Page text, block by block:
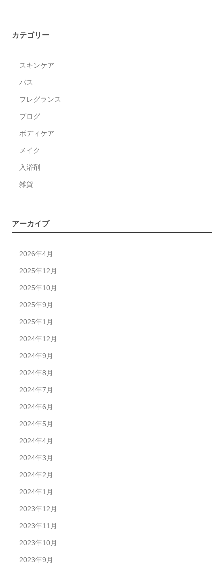
カテゴリー
スキンケア
バス
フレグランス
ブログ
ボディケア
メイク
入浴剤
雑貨
アーカイブ
2026年4月
2025年12月
2025年10月
2025年9月
2025年1月
2024年12月
2024年9月
2024年8月
2024年7月
2024年6月
2024年5月
2024年4月
2024年3月
2024年2月
2024年1月
2023年12月
2023年11月
2023年10月
2023年9月